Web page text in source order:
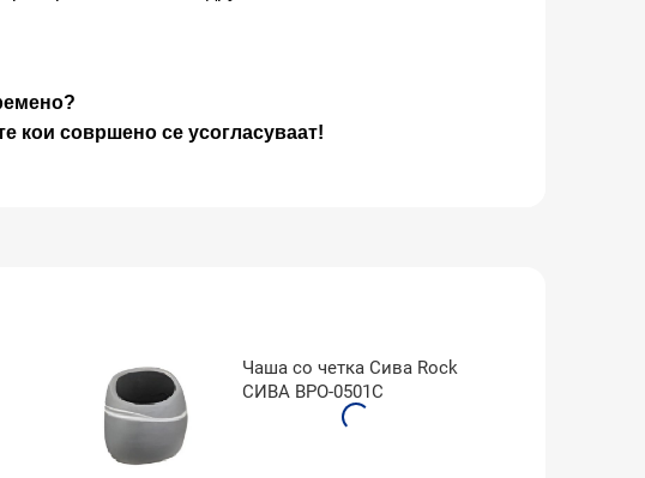
кои совршено се усогласуваат!
Чаша со четка Сива Rock
СИВА BPO-0501C